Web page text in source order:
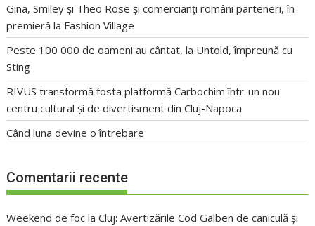
Gina, Smiley și Theo Rose și comercianți români parteneri, în
premieră la Fashion Village
Peste 100 000 de oameni au cântat, la Untold, împreună cu
Sting
RIVUS transformă fosta platformă Carbochim într-un nou
centru cultural și de divertisment din Cluj-Napoca
Când luna devine o întrebare
Comentarii recente
Weekend de foc la Cluj: Avertizările Cod Galben de caniculă și